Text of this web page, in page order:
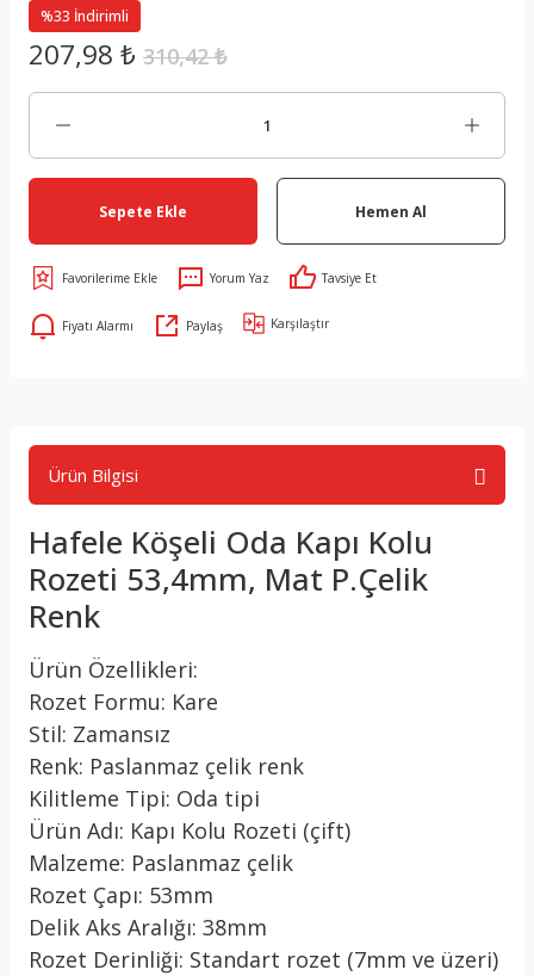
%33 İndirimli
207,98 ₺ 310,42 ₺
Sepete Ekle Hemen Al
Yorum Yaz Tavsiye Et
Fiyatı Alarmı Paylaş Karşılaştır
Ürün Bilgisi
Hafele Köşeli Oda Kapı Kolu
Rozeti 53,4mm, Mat P.Çelik
Renk
Ürün Özellikleri:
Rozet Formu: Kare
Stil: Zamansız
Renk: Paslanmaz çelik renk
Kilitleme Tipi: Oda tipi
Ürün Adı: Kapı Kolu Rozeti (çift)
Malzeme: Paslanmaz çelik
Rozet Çapı: 53mm
Delik Aks Aralığı: 38mm
Rozet Derinliği: Standart rozet (7mm ve üzeri)